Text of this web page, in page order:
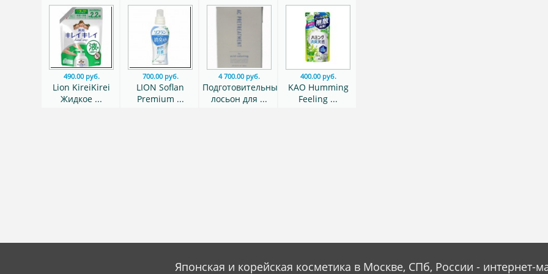
490.00 руб.
Lion KireiKirei
Жидкое ...
700.00 руб.
LION Soflan
Premium ...
4 700.00 руб.
Подготовительный
лосьон для ...
400.00 руб.
KAO Humming
Feeling ...
Японская и корейская косметика в Москве, СПб, России - интернет-